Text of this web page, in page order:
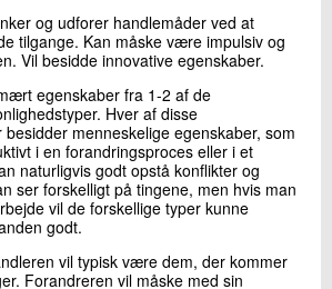
og udforer handlemåder ved at
tilgange. Kan måske være impulsiv og
Vil besidde innovative egenskaber.
egenskaber fra 1-2 af de
Hver af disse
menneskelige egenskaber, som
i en forandringsproces eller i et
naturligvis godt opstå konflikter og
ser forskelligt på tingene, men hvis man
vil de forskellige typer kunne
godt.
vil typisk være dem, der kommer
Forandreren vil måske med sin